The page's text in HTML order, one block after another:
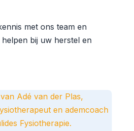
met ons team en
bij uw herstel en